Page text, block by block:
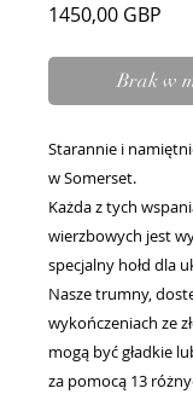
1450,00 GBP
Brak w
Starannie i
w Somerset.
Każda z tych
wierzbowych jest
specjalny hołd dla
Nasze trumny,
wykończeniach ze
mogą być gładkie
za pomocą 13